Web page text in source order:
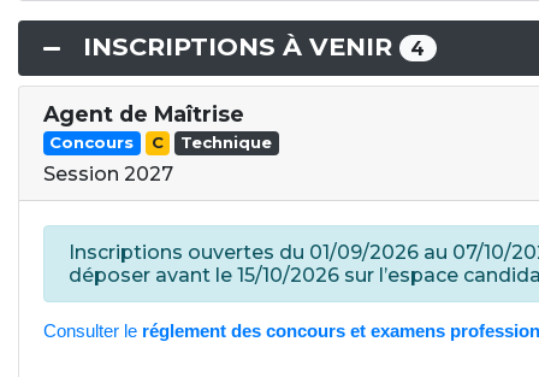
INSCRIPTIONS À VENIR 4
Agent de Maîtrise
Concours C Technique
Session 2027
Inscriptions ouvertes du 01/09/2026 au 07/10/
déposer avant le 15/10/2026 sur l’espace
Consulter le réglement des concours et examens